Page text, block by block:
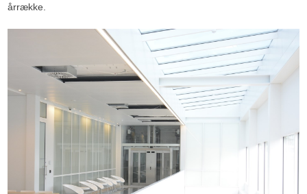
årrække.